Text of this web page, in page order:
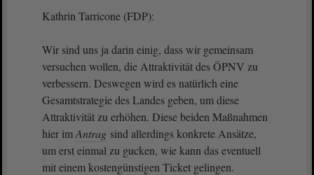
Kathrin Tarricone (FDP):
Wir sind uns ja darin einig, dass wir gemeinsam
versuchen wollen, die Attraktivität des ÖPNV zu
verbessern. Deswegen wird es natürlich eine
Gesamtstrategie des Landes geben, um diese
Attraktivität zu erhöhen. Diese beiden Maßnahmen
hier imAntrag sind allerdings konkrete Ansätze,
um erst einmal zu gucken, wie kann das eventuell
mit einem kostengünstigen Ticket gelingen.